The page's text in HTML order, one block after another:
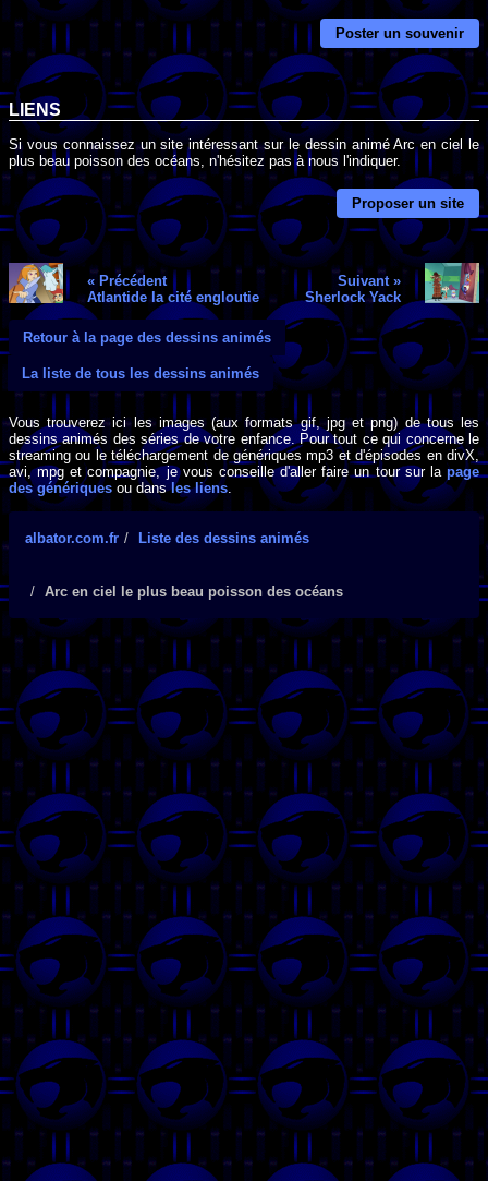
Poster un souvenir
LIENS
Si vous connaissez un site intéressant sur le dessin animé Arc en ciel le
plus beau poisson des océans, n'hésitez pas à nous l'indiquer.
Proposer un site
« Précédent
Atlantide la cité engloutie
Suivant »
Sherlock Yack
Retour à la page des dessins animés
La liste de tous les dessins animés
Vous trouverez ici les images (aux formats gif, jpg et png) de tous les
dessins animés des séries de votre enfance. Pour tout ce qui concerne le
streaming ou le téléchargement de génériques mp3 et d'épisodes en divX,
avi, mpg et compagnie, je vous conseille d'aller faire un tour sur la page
des génériques ou dansles liens.
albator.com.fr Liste des dessins animés
Arc en ciel le plus beau poisson des océans